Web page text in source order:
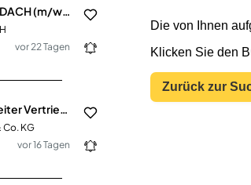
Area Sales Manager DACH (m/w/d) Gewächshauslösungen
vor 22 Tagen
KG
vor 16 Tagen